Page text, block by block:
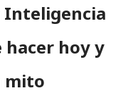
Inteligencia
hoy y
mito